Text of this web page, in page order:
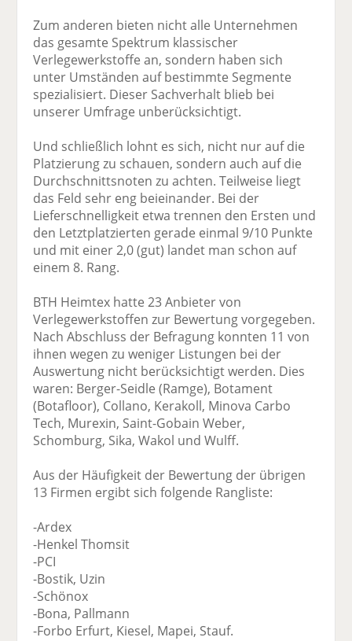
Zum anderen bieten nicht alle Unternehmen
das gesamte Spektrum klassischer
Verlegewerkstoffe an, sondern haben sich
unter Umständen auf bestimmte Segmente
spezialisiert. Dieser Sachverhalt blieb bei
unserer Umfrage unberücksichtigt.
Und schließlich lohnt es sich, nicht nur auf die
Platzierung zu schauen, sondern auch auf die
Durchschnittsnoten zu achten. Teilweise liegt
das Feld sehr eng beieinander. Bei der
Lieferschnelligkeit etwa trennen den Ersten und
den Letztplatzierten gerade einmal 9/10 Punkte
und mit einer 2,0 (gut) landet man schon auf
einem 8. Rang.
BTH Heimtex hatte 23 Anbieter von
Verlegewerkstoffen zur Bewertung vorgegeben.
Nach Abschluss der Befragung konnten 11 von
ihnen wegen zu weniger Listungen bei der
Auswertung nicht berücksichtigt werden. Dies
waren: Berger-Seidle (Ramge), Botament
(Botafloor), Collano, Kerakoll, Minova Carbo
Tech, Murexin, Saint-Gobain Weber,
Schomburg, Sika, Wakol und Wulff.
Aus der Häufigkeit der Bewertung der übrigen
13 Firmen ergibt sich folgende Rangliste:
-Ardex
-Henkel Thomsit
-PCI
-Bostik, Uzin
-Schönox
-Bona, Pallmann
-Forbo Erfurt, Kiesel, Mapei, Stauf.